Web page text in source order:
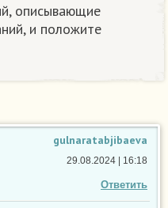
описывающие
и положите
gulnaratabjibaeva
Ответить
29.08.2024 | 16:18